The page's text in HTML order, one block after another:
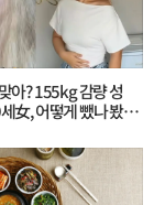
아? 155kg 감량 성
女, 어떻게 뺐나 봤더